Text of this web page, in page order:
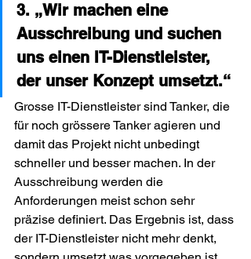
3. „Wir machen eine
Ausschreibung und suchen
uns einen IT-Dienstleister,
der unser Konzept umsetzt.“
Grosse IT-Dienstleister sind Tanker, die
für noch grössere Tanker agieren und
damit das Projekt nicht unbedingt
schneller und besser machen. In der
Ausschreibung werden die
Anforderungen meist schon sehr
präzise definiert. Das Ergebnis ist, dass
der IT-Dienstleister nicht mehr denkt,